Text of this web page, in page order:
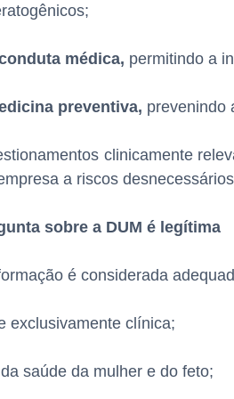
médica, permitindo a
preventiva, prevenindo
clinicamente
a riscos
sobre a DUM é legítima
é considerada
exclusivamente clínica;
saúde da mulher e do feto;